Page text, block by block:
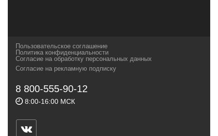
и взыскательных путешественников,
спортсменов и отдыхающих.
Геннадьевич
ИНН 590300057023 ОГРН 304590319000121
ул.Советская, 25, магазин Басег.
Пользовательское соглашение
Политика конфиденциальности
Согласие на обработку персональных данных
Согласие на рекламную подписку
8 800-555-90-12
8:00-16:00 МСК